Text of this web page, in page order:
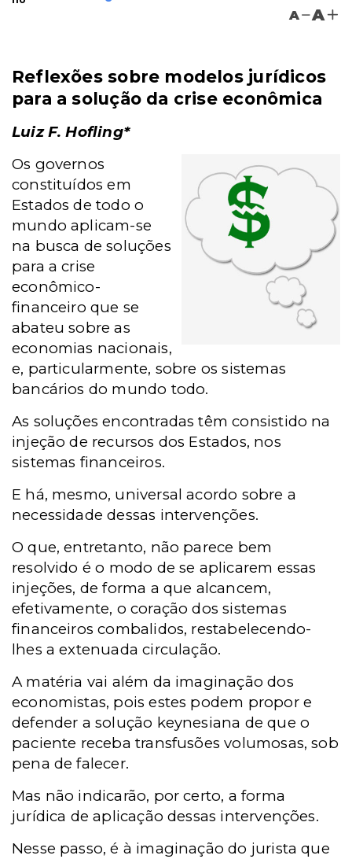
A A
Reflexões sobre modelos jurídicos
para a solução da crise econômica
Luiz F. Hofling*
Os governos
constituídos em
Estados de todo o
mundo aplicam-se
na busca de soluções
para a crise
econômico-
financeiro que se
abateu sobre as
economias nacionais,
e, particularmente, sobre os sistemas
bancários do mundo todo.
As soluções encontradas têm consistido na
injeção de recursos dos Estados, nos
sistemas financeiros.
E há, mesmo, universal acordo sobre a
necessidade dessas intervenções.
O que, entretanto, não parece bem
resolvido é o modo de se aplicarem essas
injeções, de forma a que alcancem,
efetivamente, o coração dos sistemas
financeiros combalidos, restabelecendo-
lhes a extenuada circulação.
A matéria vai além da imaginação dos
economistas, pois estes podem propor e
defender a solução keynesiana de que o
paciente receba transfusões volumosas, sob
pena de falecer.
Mas não indicarão, por certo, a forma
jurídica de aplicação dessas intervenções.
Nesse passo, é à imaginação do jurista que